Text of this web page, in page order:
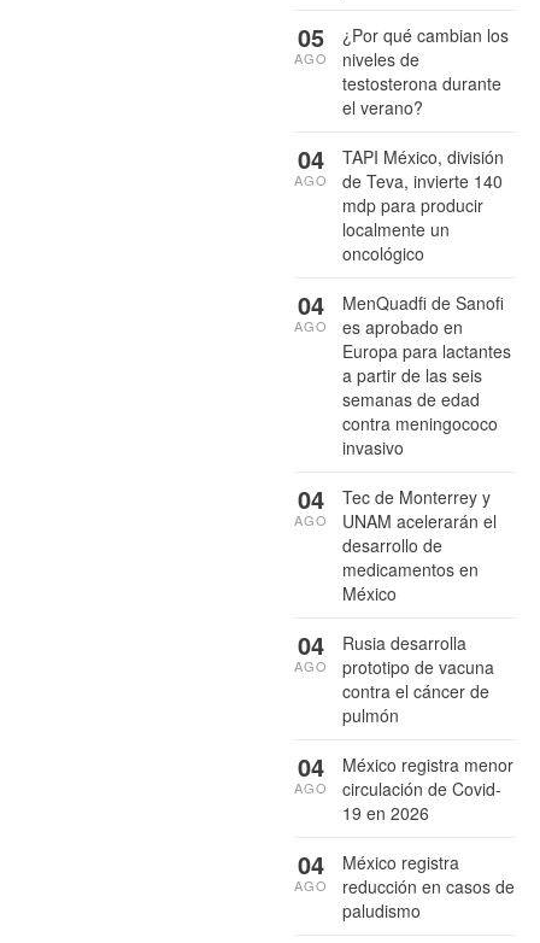
¿Por qué cambian los
niveles de
testosterona durante
el verano?
05
AGO
TAPI México, división
de Teva, invierte 140
mdp para producir
localmente un
oncológico
04
AGO
MenQuadfi de Sanofi
es aprobado en
Europa para lactantes
a partir de las seis
semanas de edad
contra meningococo
invasivo
04
AGO
Tec de Monterrey y
UNAM acelerarán el
desarrollo de
medicamentos en
México
04
AGO
Rusia desarrolla
prototipo de vacuna
contra el cáncer de
pulmón
04
AGO
México registra menor
circulación de Covid-
19 en 2026
04
AGO
México registra
reducción en casos de
paludismo
04
AGO